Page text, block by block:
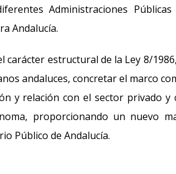
Administraciones
Andalucía.
estructural de la Ley 8/
andaluces, concretar el marco
y relación con el sector privado y
proporcionando un nuevo
Público de Andalucía.